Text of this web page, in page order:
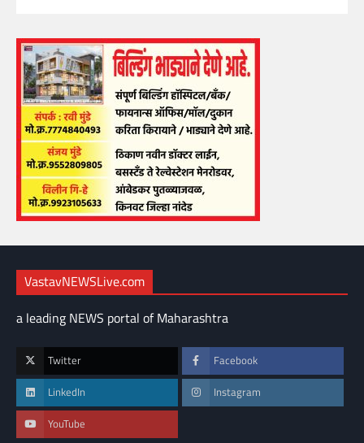
VastavNEWSLive.com
a leading NEWS portal of Maharashtra
Twitter Facebook
LinkedIn Instagram
YouTube